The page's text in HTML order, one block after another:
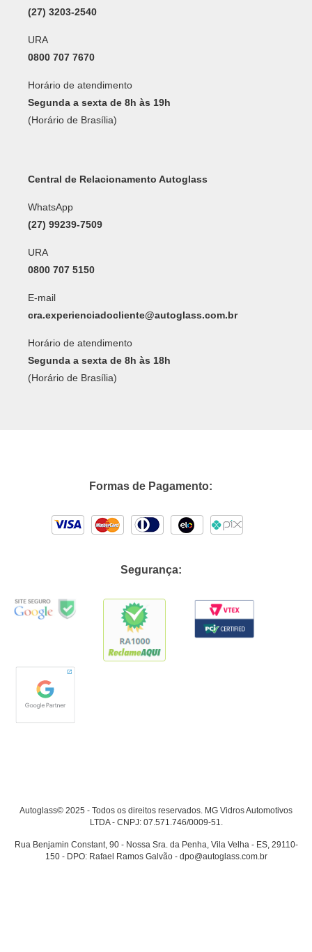
(27) 3203-2540
URA
0800 707 7670
Horário de atendimento
Segunda a sexta de 8h às 19h
(Horário de Brasília)
Central de Relacionamento Autoglass
WhatsApp
(27) 99239-7509
URA
0800 707 5150
E-mail
cra.experienciadocliente@autoglass.com.br
Horário de atendimento
Segunda a sexta de 8h às 18h
(Horário de Brasília)
Formas de Pagamento:
Segurança:
Autoglass© 2025 - Todos os direitos reservados. MG Vidros Automotivos
LTDA - CNPJ: 07.571.746/0009-51.
Rua Benjamin Constant, 90 - Nossa Sra. da Penha, Vila Velha - ES, 29110-
150 - DPO: Rafael Ramos Galvão - dpo@autoglass.com.br